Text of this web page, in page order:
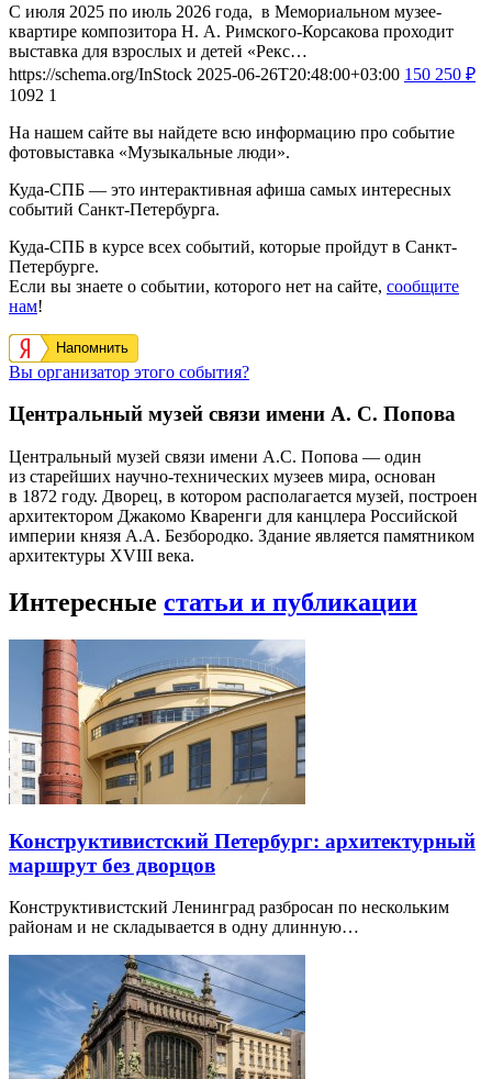
С июля 2025 по июль 2026 года, в Мемориальном музее-
квартире композитора Н. А. Римского-Корсакова проходит
выставка для взрослых и детей «Рекс…
https://schema.org/InStock 2025-06-26T20:48:00+03:00 150 250 ₽
1092 1
На нашем сайте вы найдете всю информацию про событие
фотовыставка «Музыкальные люди».
Куда-СПБ — это интерактивная афиша самых интересных
событий Санкт-Петербурга.
Куда-СПБ в курсе всех событий, которые пройдут в Санкт-
Петербурге.
Если вы знаете о событии, которого нет на сайте, сообщите
нам!
Напомнить
Вы организатор этого события?
Центральный музей связи имени А. С. Попова
Центральный музей связи имени А.С. Попова — один
из старейших научно-технических музеев мира, основан
в 1872 году. Дворец, в котором располагается музей, построен
архитектором Джакомо Кваренги для канцлера Российской
империи князя А.А. Безбородко. Здание является памятником
архитектуры XVIII века.
Интересные статьи и публикации
Конструктивистский Петербург: архитектурный
маршрут без дворцов
Конструктивистский Ленинград разбросан по нескольким
районам и не складывается в одну длинную…